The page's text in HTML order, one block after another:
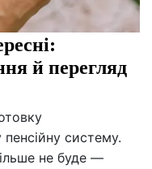
й перегляд
систему.
не буде —